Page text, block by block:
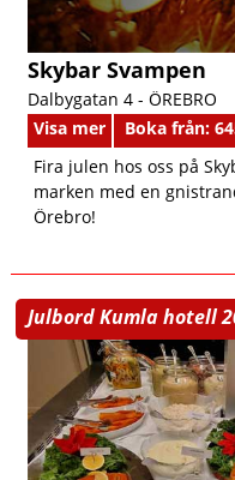
Skybar Svampen
Dalbygatan 4 - ÖREBRO
Visa mer
Boka från:
Fira julen hos oss på
marken med en
Örebro!
Julbord Kumla hotell